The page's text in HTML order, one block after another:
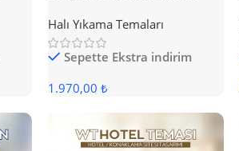
Halı Yıkama Temaları
Sepette Ekstra indirim
1.970,00 ₺